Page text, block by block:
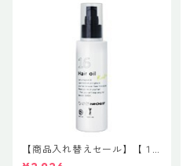
【商品入れ替えセール】【１
６種類の天然由来オイル配